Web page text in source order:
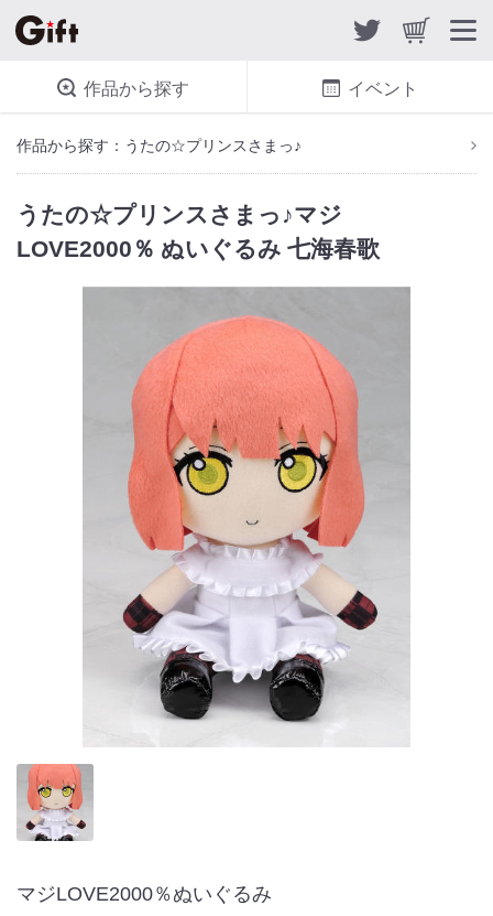
作品から探す イベント
作品から探す：うたの☆プリンスさまっ♪
うたの☆プリンスさまっ♪マジ
LOVE2000％ ぬいぐるみ 七海春歌
マジLOVE2000％ぬいぐるみ